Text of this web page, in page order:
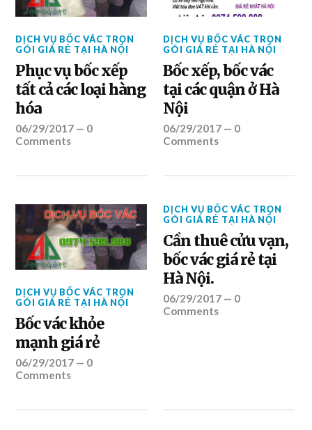
DỊCH VỤ BỐC VÁC TRỌN
GÓI GIÁ RẺ TẠI HÀ NỘI
Phục vụ bốc xếp
tất cả các loại hàng
hóa
06/29/2017 — 0
Comments
DỊCH VỤ BỐC VÁC TRỌN
GÓI GIÁ RẺ TẠI HÀ NỘI
Bốc xếp, bốc vác
tại các quận ở Hà
Nội
06/29/2017 — 0
Comments
DỊCH VỤ BỐC VÁC TRỌN
GÓI GIÁ RẺ TẠI HÀ NỘI
Bốc vác khỏe
mạnh giá rẻ
06/29/2017 — 0
Comments
DỊCH VỤ BỐC VÁC TRỌN
GÓI GIÁ RẺ TẠI HÀ NỘI
Cần thuê cửu vạn,
bốc vác giá rẻ tại
Hà Nội.
06/29/2017 — 0
Comments